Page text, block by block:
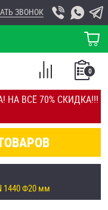
ВСЁ 70% СКИДКА!!!
ЗВОНОК
КОРЗИНА
0
СПИСОК
СРАВНЕНИЕ
1440 Ф20 мм